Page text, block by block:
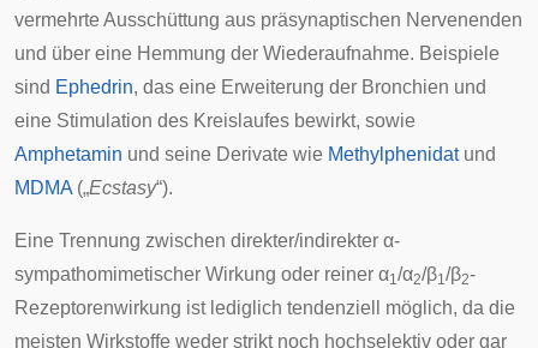
vermehrte Ausschüttung aus präsynaptischen Nervenenden
und über eine Hemmung der Wiederaufnahme. Beispiele
sind Ephedrin, das eine Erweiterung der Bronchien und
eine Stimulation des Kreislaufes bewirkt, sowie
Amphetamin und seine Derivate wie Methylphenidatund
MDMA („Ecstasy“).
Eine Trennung zwischen direkter/indirekter α-
sympathomimetischer Wirkung oder reiner α1/α2/β1/β2-
Rezeptorenwirkung ist lediglich tendenziell möglich, da die
meisten Wirkstoffe weder strikt noch hochselektiv oder gar